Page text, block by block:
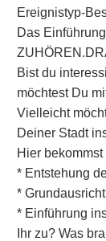
Ereignistyp-
Das
Bist du
möchtest Du
Vielleicht
Deiner Stadt
Hier
* Entstehung
*
* Einführung
Ihr zu? Was